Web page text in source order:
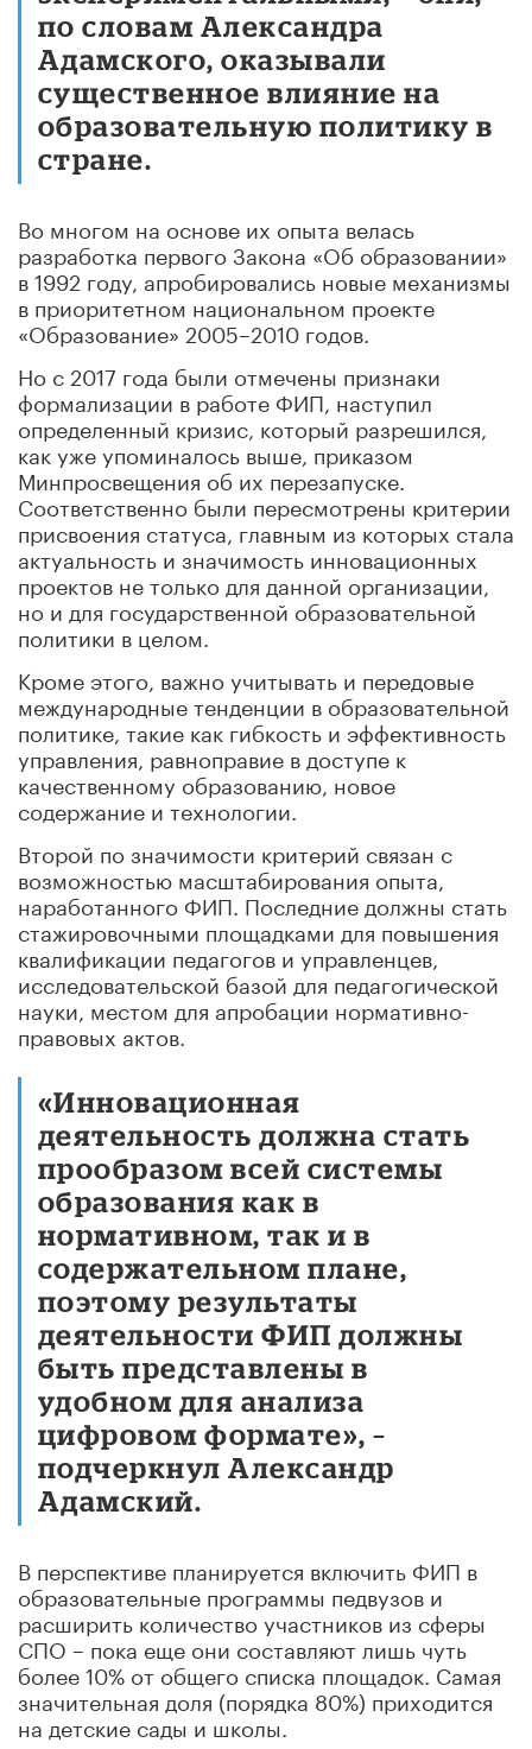
по словам Александра
Адамского, оказывали
существенное влияние на
образовательную политику в
стране.
Во многом на основе их опыта велась
разработка первого Закона «Об образовании»
в 1992 году, апробировались новые механизмы
в приоритетном национальном проекте
«Образование» 2005–2010 годов.
Но с 2017 года были отмечены признаки
формализации в работе ФИП, наступил
определенный кризис, который разрешился,
как уже упоминалось выше, приказом
Минпросвещения об их перезапуске.
Соответственно были пересмотрены критерии
присвоения статуса, главным из которых стала
актуальность и значимость инновационных
проектов не только для данной организации,
но и для государственной образовательной
политики в целом.
Кроме этого, важно учитывать и передовые
международные тенденции в образовательной
политике, такие как гибкость и эффективность
управления, равноправие в доступе к
качественному образованию, новое
содержание и технологии.
Второй по значимости критерий связан с
возможностью масштабирования опыта,
наработанного ФИП. Последние должны стать
стажировочными площадками для повышения
квалификации педагогов и управленцев,
исследовательской базой для педагогической
науки, местом для апробации нормативно-
правовых актов.
«Инновационная
деятельность должна стать
прообразом всей системы
образования как в
нормативном, так и в
содержательном плане,
поэтому результаты
деятельности ФИП должны
быть представлены в
удобном для анализа
цифровом формате», –
подчеркнул Александр
Адамский.
В перспективе планируется включить ФИП в
образовательные программы педвузов и
расширить количество участников из сферы
СПО – пока еще они составляют лишь чуть
более 10% от общего списка площадок. Самая
значительная доля (порядка 80%) приходится
на детские сады и школы.